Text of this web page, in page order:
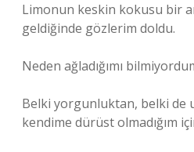
Limonun keskin kokusu bir
geldiğinde gözlerim doldu.
Neden ağladığımı
Belki yorgunluktan, belki de
kendime dürüst olmadığım